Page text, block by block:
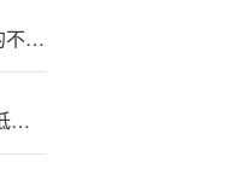
刘世;锦：低收入群体需要解决的不是面包问题，而是教育、医疗、住房、社保等问题
健?信超导IPO上会 毛利率显著低于同行